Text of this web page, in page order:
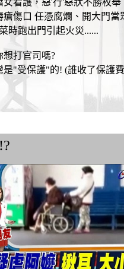
女看護，惡'行'惡狀不勝枚舉
瘡傷口 任憑腐爛、開大門當
時跑出門引起火災......
想打官司嗎?
是"受保護"的! (誰收了保護
!?